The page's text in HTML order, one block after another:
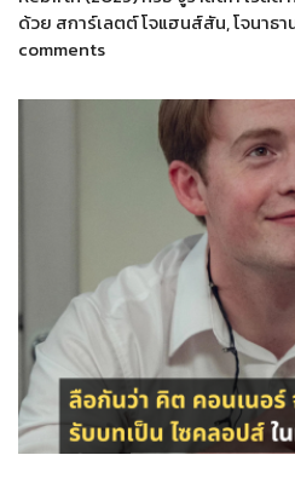
ด้วย สการ์เลตต์ โจแฮนส์สัน, โจนาธ
comments